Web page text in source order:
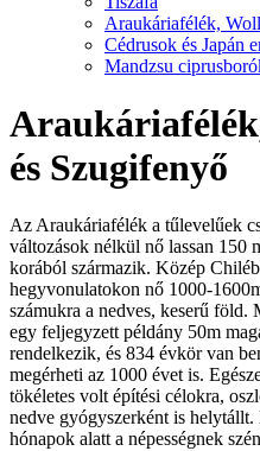
Araukáriafélék,
Cédrusok és Japán
Mandzsu
és Szugifenyő
Az Araukáriafélék a tűlevelűek
változások nélkül nő lassan 150
korából származik. Közép
hegyvonulatokon nő 1000-
számukra a nedves, keserű föld.
egy feljegyzett példány 50m
rendelkezik, és 834 évkör van
megérheti az 1000 évet is.
tökéletes volt építési célokra,
nedve gyógyszerként is
hónapok alatt a népességnek